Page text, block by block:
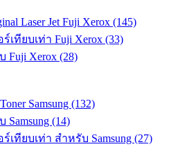
Laser Jet Fuji Xerox (145)
ทียบเท่า Fuji Xerox (33)
Fuji Xerox (28)
Samsung (132)
Samsung (14)
ทียบเท่า สำหรับ Samsung (27)